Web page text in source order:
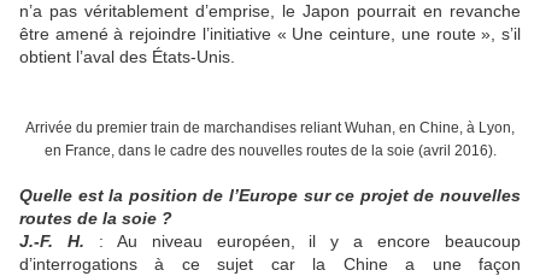
n’a pas véritablement d’emprise, le Japon pourrait en revanche
être amené à rejoindre l’initiative « Une ceinture, une route », s’il
obtient l’aval des États-Unis.
Arrivée du premier train de marchandises reliant Wuhan, en Chine, à Lyon,
en France, dans le cadre des nouvelles routes de la soie (avril 2016).
Quelle est la position de l’Europe sur ce projet de nouvelles
routes de la soie ?
J.-F. H. : Au niveau européen, il y a encore beaucoup
d’interrogations à ce sujet car la Chine a une façon